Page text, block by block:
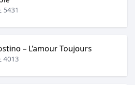
5431
– L’amour Toujours
4013